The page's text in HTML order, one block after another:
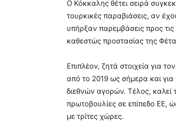
Ο Κόκκαλης θέτει σειρά
τουρκικές παραβιάσεις, αν
υπήρξαν παρεμβάσεις προς τις
καθεστώς προστασίας της
Επιπλέον, ζητά στοιχεία για
από το 2019 ως σήμερα και
διεθνών αγορών. Τέλος, καλεί
πρωτοβουλίες σε επίπεδο ΕΕ,
με τρίτες χώρες.